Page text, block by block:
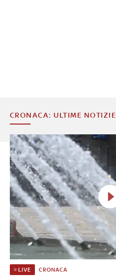
CRONACA: ULTIME NOTIZIE
LIVE CRONACA